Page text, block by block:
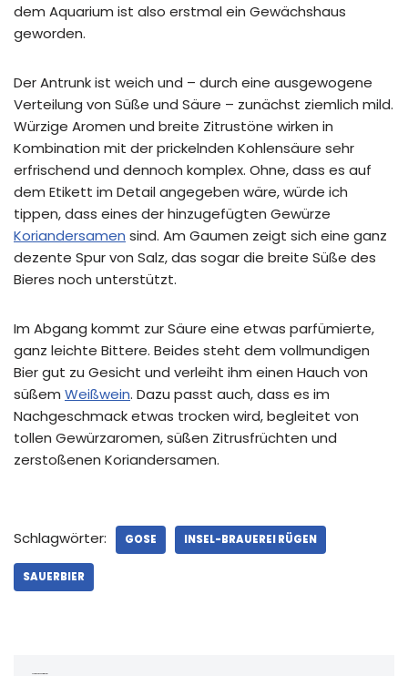
dem Aquarium ist also erstmal ein Gewächshaus
geworden.
Der Antrunk ist weich und – durch eine ausgewogene
Verteilung von Süße und Säure – zunächst ziemlich mild.
Würzige Aromen und breite Zitrustöne wirken in
Kombination mit der prickelnden Kohlensäure sehr
erfrischend und dennoch komplex. Ohne, dass es auf
dem Etikett im Detail angegeben wäre, würde ich
tippen, dass eines der hinzugefügten Gewürze
Koriandersamen sind. Am Gaumen zeigt sich eine ganz
dezente Spur von Salz, das sogar die breite Süße des
Bieres noch unterstützt.
Im Abgang kommt zur Säure eine etwas parfümierte,
ganz leichte Bittere. Beides steht dem vollmundigen
Bier gut zu Gesicht und verleiht ihm einen Hauch von
süßem Weißwein. Dazu passt auch, dass es im
Nachgeschmack etwas trocken wird, begleitet von
tollen Gewürzaromen, süßen Zitrusfrüchten und
zerstoßenen Koriandersamen.
Schlagwörter: GOSE INSEL-BRAUEREI RÜGEN
SAUERBIER